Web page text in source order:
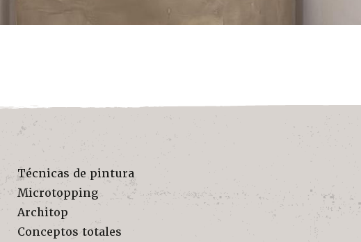
Técnicas de pintura
Microtopping
Architop
Conceptos totales